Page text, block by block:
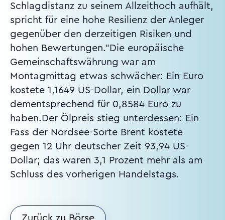
Schlagdistanz zu seinem Allzeithoch aufhält,
spricht für eine hohe Resilienz der Anleger
gegenüber den derzeitigen Risiken und
hohen Bewertungen."Die europäische
Gemeinschaftswährung war am
Montagmittag etwas schwächer: Ein Euro
kostete 1,1649 US-Dollar, ein Dollar war
dementsprechend für 0,8584 Euro zu
haben.Der Ölpreis stieg unterdessen: Ein
Fass der Nordsee-Sorte Brent kostete
gegen 12 Uhr deutscher Zeit 93,94 US-
Dollar; das waren 3,1 Prozent mehr als am
Schluss des vorherigen Handelstags.
Zurück zu Börse